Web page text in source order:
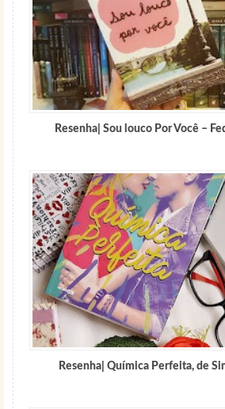
Resenha| Sou louco Por Você –
Resenha| Química Perfeita, de